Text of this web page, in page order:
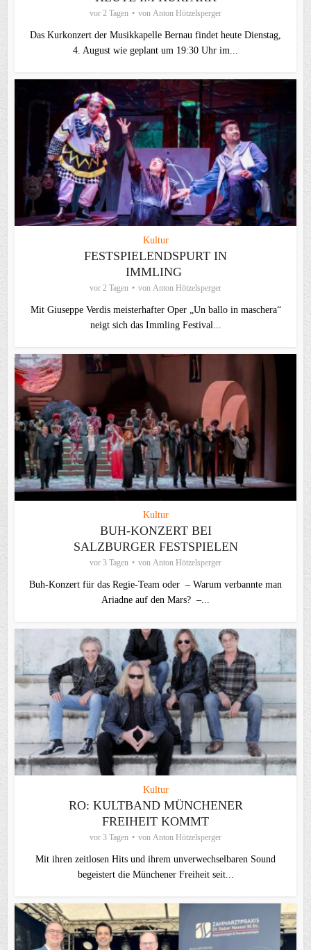
vor 2 Tagen von Anton Hötzelsperger
Das Kurkonzert der Musikkapelle Bernau findet heute Dienstag,
4. August wie geplant um 19:30 Uhr im...
Kultur
FESTSPIELENDSPURT IN
IMMLING
vor 2 Tagen von Anton Hötzelsperger
Mit Giuseppe Verdis meisterhafter Oper „Un ballo in maschera“
neigt sich das Immling Festival...
Kultur
BUH-KONZERT BEI
SALZBURGER FESTSPIELEN
vor 3 Tagen von Anton Hötzelsperger
Buh-Konzert für das Regie-Team oder – Warum verbannte man
Ariadne auf den Mars? –...
Kultur
RO: KULTBAND MÜNCHENER
FREIHEIT KOMMT
vor 3 Tagen von Anton Hötzelsperger
Mit ihren zeitlosen Hits und ihrem unverwechselbaren Sound
begeistert die Münchener Freiheit seit...